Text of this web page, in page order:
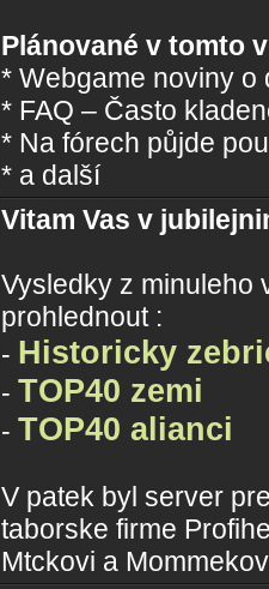
Plánované v tomto
* Webgame noviny o
* FAQ – Často
* Na fórech půjde
* a další
Vitam Vas v
Vysledky z minuleho
prohlednout :
- Historicky
- TOP40 zemi
- TOP40 alianci
V patek byl server
taborske firme
Mtckovi a